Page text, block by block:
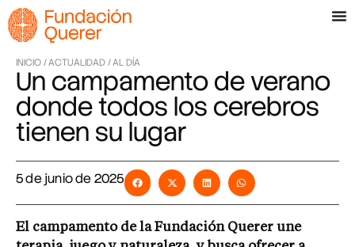
INICIO /ACTUALIDAD /AL DÍA
Un campamento de verano
donde todos los cerebros
tienen su lugar
5 de junio de 2025
El campamento de la Fundación Querer une